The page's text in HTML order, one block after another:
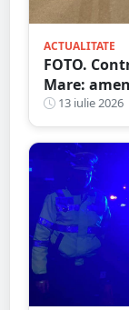
ACTUALITATE
FOTO.
Mare:
certificate
șoferi s-au
13 iulie 2026